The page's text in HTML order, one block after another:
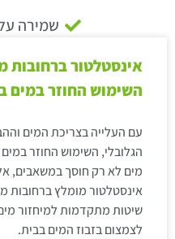
שמירה
אינסטלטור
השימוש החוזר במים
עם העלייה בצריכת המים
הגלובלי, השימוש החוזר
מים לא רק חוסך במשאבים,
אינסטלטור מומלץ ברחובות
שיטות מתקדמות למיחזור
לצמצום בזבוז המים בבית.